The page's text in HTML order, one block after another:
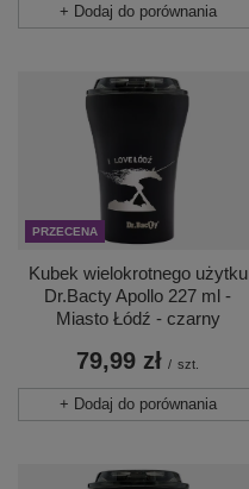
+ Dodaj do porównania
PRZECENA
Kubek wielokrotnego użytku
Dr.Bacty Apollo 227 ml -
Miasto Łódź - czarny
79,99 zł / szt.
+ Dodaj do porównania